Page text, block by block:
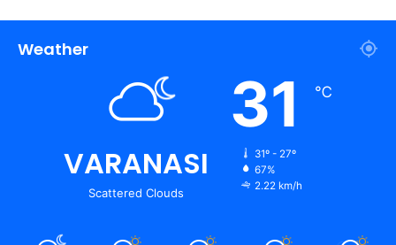
Weather
VARANASI
Scattered Clouds
31 ℃
31º - 27º
67%
2.22 km/h